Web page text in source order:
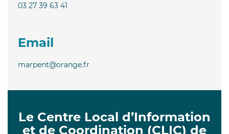
03 27 39 63 41
Email
marpent@orange.fr
Le Centre Local d’Information
et de Coordination (CLIC) de